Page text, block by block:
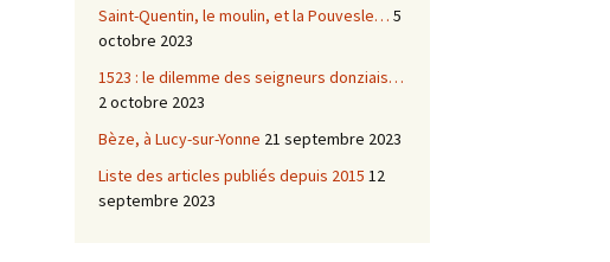
Saint-Quentin, le moulin, et la Pouvesle… 5
octobre 2023
1523 : le dilemme des seigneurs donziais…
2 octobre 2023
Bèze, à Lucy-sur-Yonne 21 septembre 2023
Liste des articles publiés depuis 2015 12
septembre 2023